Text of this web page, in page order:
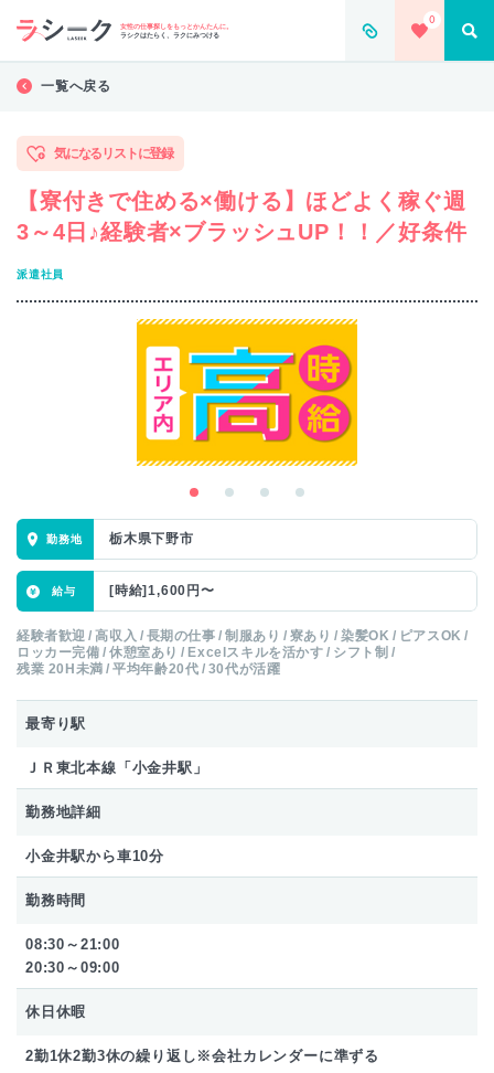
女性の仕事探しをもっとかんたんに。
ラシクはたらく、ラクにみつける
0
一覧へ戻る
気になるリストに登録
【寮付きで住める×働ける】ほどよく稼ぐ週
3～4日♪経験者×ブラッシュUP！！／好条件
派遣社員
栃木県下野市
[時給]1,600円〜
経験者歓迎 高収入 長期の仕事 制服あり 寮あり 染髪OK
ピアスOK
ロッカー完備
休憩室あり Excelスキルを活かす
シフト制
残業 20H未満
平均年齢20代 30代が活躍
最寄り駅
ＪＲ東北本線「小金井駅」
勤務地詳細
小金井駅から車10分
勤務時間
08:30～21:00
20:30～09:00
休日休暇
2勤1休2勤3休の繰り返し※会社カレンダーに準ずる